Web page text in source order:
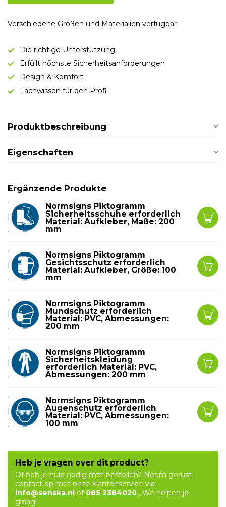
Verschiedene Größen und Materialien verfügbar
Die richtige Unterstützung
Erfüllt höchste Sicherheitsanforderungen
Design & Komfort
Fachwissen für den Profi
Produktbeschreibung
Eigenschaften
Ergänzende Produkte
Normsigns Piktogramm
Sicherheitsschuhe erforderlich
Material: Aufkleber, Maße: 200
mm
Normsigns Piktogramm
Gesichtsschutz erforderlich
Material: Aufkleber, Größe: 100
mm
Normsigns Piktogramm
Mundschutz erforderlich
Material: PVC, Abmessungen:
200 mm
Normsigns Piktogramm
Sicherheitskleidung
erforderlich Material: PVC,
Abmessungen: 200 mm
Normsigns Piktogramm
Augenschutz erforderlich
Material: PVC, Abmessungen:
100 mm
Heb je vragen over dit product?
Of heb je hulp nodig met bestellen? Neem gerust
contact op met onze klantenservice via
info@senska.nl of 085 2384020 . We helpen je
graag!